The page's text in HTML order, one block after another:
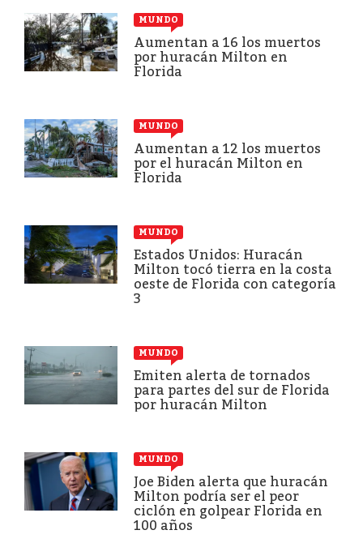
MUNDO
Aumentan a 16 los muertos
por huracán Milton en
Florida
MUNDO
Aumentan a 12 los muertos
por el huracán Milton en
Florida
MUNDO
Estados Unidos: Huracán
Milton tocó tierra en la costa
oeste de Florida con categoría
3
MUNDO
Emiten alerta de tornados
para partes del sur de Florida
por huracán Milton
MUNDO
Joe Biden alerta que huracán
Milton podría ser el peor
ciclón en golpear Florida en
100 años